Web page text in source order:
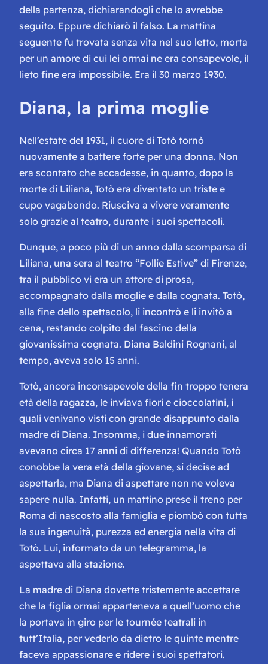
della partenza, dichiarandogli che lo avrebbe
seguito. Eppure dichiarò il falso. La mattina
seguente fu trovata senza vita nel suo letto, morta
per un amore di cui lei ormai ne era consapevole, il
lieto fine era impossibile. Era il 30 marzo 1930.
Diana, la prima moglie
Nell’estate del 1931, il cuore di Totò tornò
nuovamente a battere forte per una donna. Non
era scontato che accadesse, in quanto, dopo la
morte di Liliana, Totò era diventato un triste e
cupo vagabondo. Riusciva a vivere veramente
solo grazie al teatro, durante i suoi spettacoli.
Dunque, a poco più di un anno dalla scomparsa di
Liliana, una sera al teatro “Follie Estive” di Firenze,
tra il pubblico vi era un attore di prosa,
accompagnato dalla moglie e dalla cognata. Totò,
alla fine dello spettacolo, li incontrò e li invitò a
cena, restando colpito dal fascino della
giovanissima cognata. Diana Baldini Rognani, al
tempo, aveva solo 15 anni.
Totò, ancora inconsapevole della fin troppo tenera
età della ragazza, le inviava fiori e cioccolatini, i
quali venivano visti con grande disappunto dalla
madre di Diana. Insomma, i due innamorati
avevano circa 17 anni di differenza! Quando Totò
conobbe la vera età della giovane, si decise ad
aspettarla, ma Diana di aspettare non ne voleva
sapere nulla. Infatti, un mattino prese il treno per
Roma di nascosto alla famiglia e piombò con tutta
la sua ingenuità, purezza ed energia nella vita di
Totò. Lui, informato da un telegramma, la
aspettava alla stazione.
La madre di Diana dovette tristemente accettare
che la figlia ormai apparteneva a quell’uomo che
la portava in giro per le tournée teatrali in
tutt’Italia, per vederlo da dietro le quinte mentre
faceva appassionare e ridere i suoi spettatori.